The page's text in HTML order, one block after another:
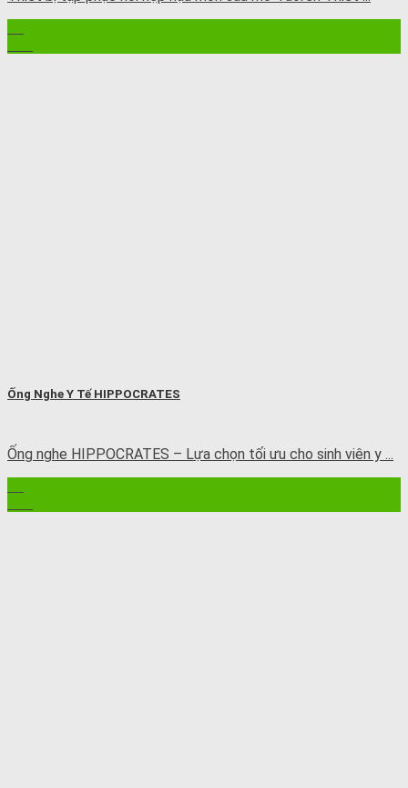
Ống Nghe Y Tế HIPPOCRATES
Ống nghe HIPPOCRATES – Lựa chọn tối ưu cho sinh viên y ...